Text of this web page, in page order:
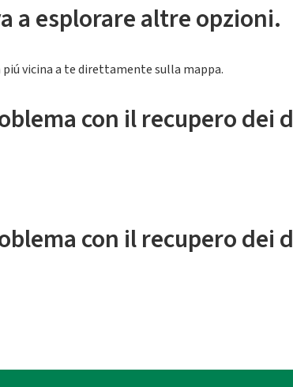
a esplorare altre opzioni.
vicina a te direttamente sulla mappa.
con il recupero dei
con il recupero dei